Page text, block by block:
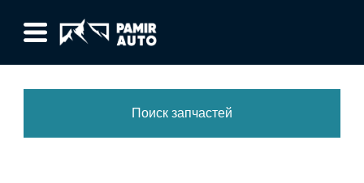
Поиск запчастей